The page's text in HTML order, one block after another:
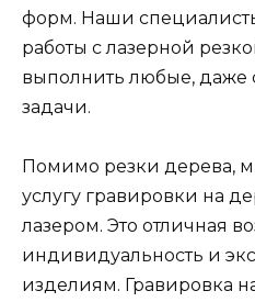
форм. Наши
работы с лазерной
выполнить любые, даже
задачи.
Помимо резки дерева,
услугу гравировки на
лазером. Это отличная
индивидуальность и
изделиям. Гравировка